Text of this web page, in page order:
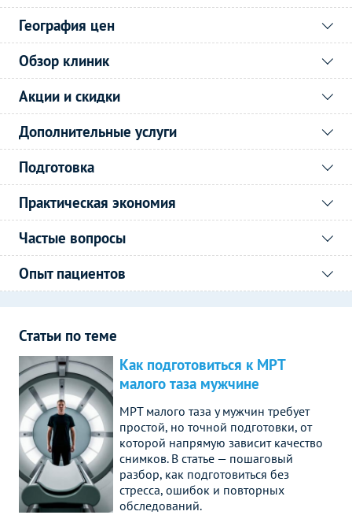
География цен
Обзор клиник
Акции и скидки
Дополнительные услуги
Подготовка
Практическая экономия
Частые вопросы
Опыт пациентов
Статьи по теме
Как подготовиться к МРТ
малого таза мужчине
МРТ малого таза у мужчин требует
простой, но точной подготовки, от
которой напрямую зависит качество
снимков. В статье — пошаговый
разбор, как подготовиться без
стресса, ошибок и повторных
обследований.